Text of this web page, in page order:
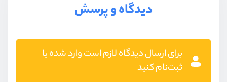
دیدگاه و پرسش
برای ارسال دیدگاه لازم است وارد شده یا
ثبت‌نام کنید